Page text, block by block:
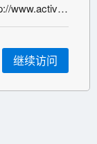
http://www.bio-equip.com/tz.asp?link=http://www.activeinhibitor.com/&source=atl&id=453116649
继续访问